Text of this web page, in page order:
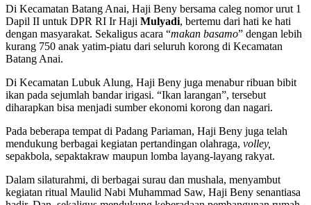
Di Kecamatan Batang Anai, Haji Beny bersama caleg nomor urut 1
Dapil II untuk DPR RI Ir Haji Mulyadi, bertemu dari hati ke hati
dengan masyarakat. Sekaligus acara “makan basamo” dengan lebih
kurang 750 anak yatim-piatu dari seluruh korong di Kecamatan
Batang Anai.
Di Kecamatan Lubuk Alung, Haji Beny juga menabur ribuan bibit
ikan pada sejumlah bandar irigasi. “Ikan larangan”, tersebut
diharapkan bisa menjadi sumber ekonomi korong dan nagari.
Pada beberapa tempat di Padang Pariaman, Haji Beny juga telah
mendukung berbagai kegiatan pertandingan olahraga, volley,
sepakbola, sepaktakraw maupun lomba layang-layang rakyat.
Dalam silaturahmi, di berbagai surau dan mushala, menyambut
kegiatan ritual Maulid Nabi Muhammad Saw, Haji Beny senantiasa